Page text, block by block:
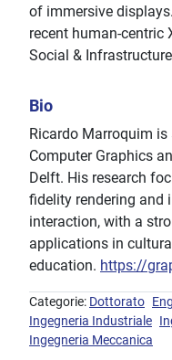
of immersive
recent human-centric
Social &
Bio
Ricardo Marroquim
Computer Graphics
Delft. His research
fidelity rendering and
interaction, with a
applications in
education. https://
Categorie: Dottorato
Ingegneria Industriale
Ingegneria Meccanica